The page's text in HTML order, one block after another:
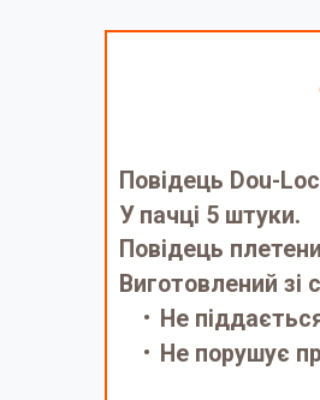
Повідець Dou-
У пачці 5 штуки.
Повідець
Виготовлений
Не
Не порушує